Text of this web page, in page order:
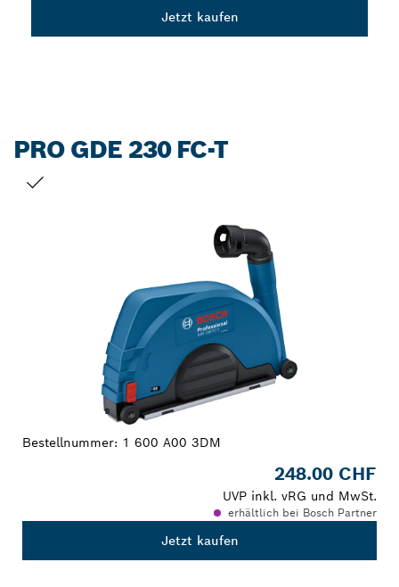
Jetzt kaufen
PRO GDE 230 FC-T
Bestellnummer: 1 600 A00 3DM
248.00 CHF
UVP inkl. vRG und MwSt.
erhältlich bei Bosch Partner
Jetzt kaufen